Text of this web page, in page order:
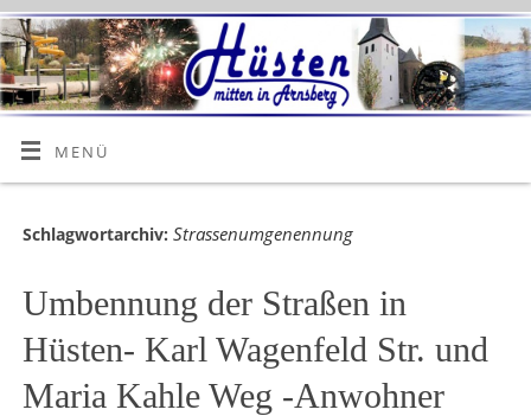
MENÜ
Schlagwortarchiv: Strassenumgenennung
Umbennung der Straßen in
Hüsten- Karl Wagenfeld Str. und
Maria Kahle Weg -Anwohner